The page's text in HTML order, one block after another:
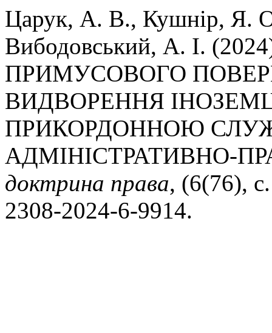
Царук, А. В., Кушнір, Я.
Вибодовський, А. І.
ПРИМУСОВОГО
ВИДВОРЕННЯ
ПРИКОРДОННОЮ
АДМІНІСТРАТИВНО-
доктрина права, (6(76),
2308-2024-6-9914.